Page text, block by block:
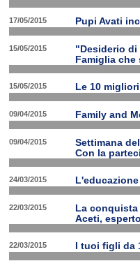
17/05/2015 Pupi Avati
15/05/2015
"Desiderio di
Famiglia che
15/05/2015 Le 10
09/04/2015 Family and
09/04/2015
Settimana
Con la
24/03/2015
22/03/2015
La
Aceti,
22/03/2015 I tuoi figli da